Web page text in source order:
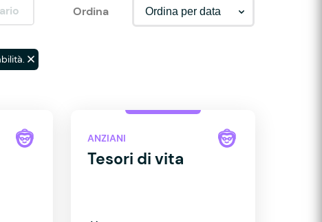
Ordina
ANZIANI
Tesori di vita